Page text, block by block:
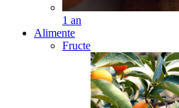
1 an
Alimente
Fructe